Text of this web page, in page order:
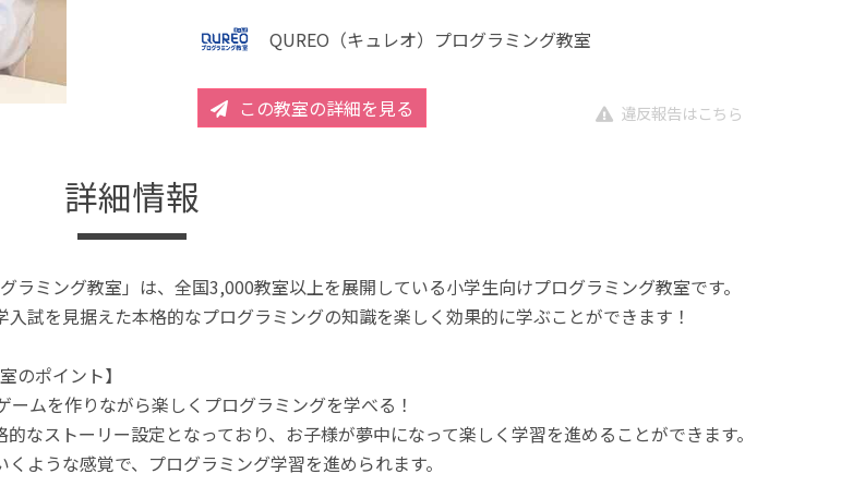
QUREO（キュレオ）プログラミング教室
この教室の詳細を見る 違反報告はこちら
詳細情報
ラミング教室」は、全国3,000教室以上を展開している小学生向けプログラミング教室です。
試を見据えた本格的なプログラミングの知識を楽しく効果的に学ぶことができます！
のポイント】
ムを作りながら楽しくプログラミングを学べる！
なストーリー設定となっており、お子様が夢中になって楽しく学習を進めることができます。
ような感覚で、プログラミング学習を進められます。